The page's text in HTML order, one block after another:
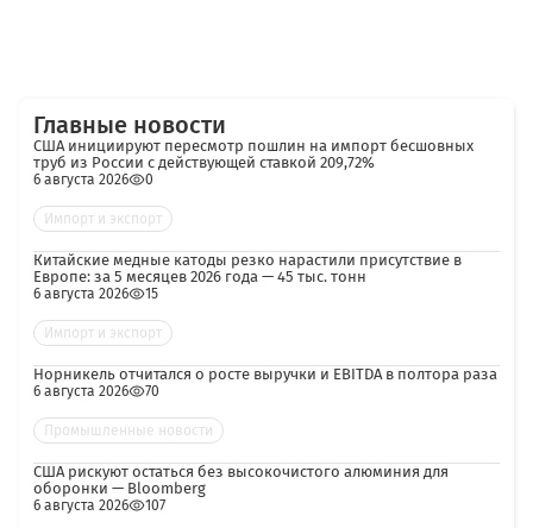
Главные новости
США инициируют пересмотр пошлин на импорт бесшовных
труб из России с действующей ставкой 209,72%
6 августа 2026 0
Импорт и экспорт
Китайские медные катоды резко нарастили присутствие в
Европе: за 5 месяцев 2026 года — 45 тыс. тонн
6 августа 2026 15
Импорт и экспорт
Норникель отчитался о росте выручки и EBITDA в полтора раза
6 августа 2026 70
Промышленные новости
США рискуют остаться без высокочистого алюминия для
оборонки — Bloomberg
6 августа 2026 107